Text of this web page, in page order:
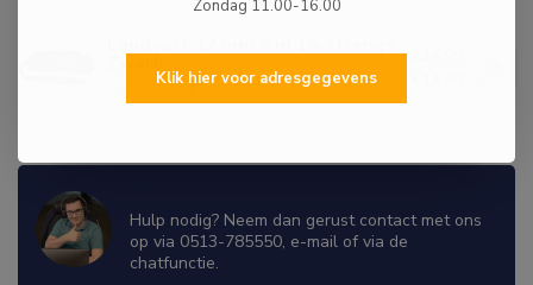
Zwart
Op voorraad
Hulp nodig? Neem dan gerust contact met ons
op via 0513-785550, e-mail of via de
chatfunctie.
Zondag 11.00-16.00
Klik hier voor adresgegevens